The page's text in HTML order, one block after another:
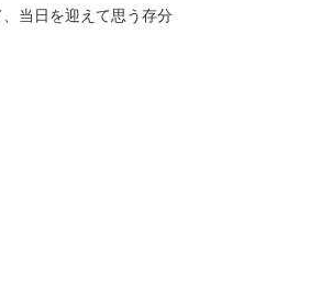
当日を迎えて思う存分